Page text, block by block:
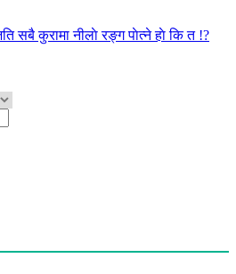
सबै कुरामा नीलाे रङ्ग पाेत्ने हाे कि त !?